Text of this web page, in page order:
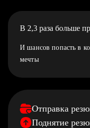
В 2,3 раза больше
И шансов попасть в
мечты
Отправка
Поднятие